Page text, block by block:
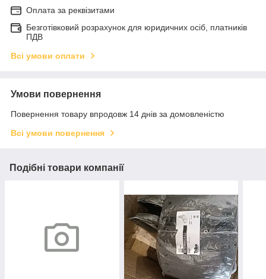
Оплата за реквізитами
Безготівковий розрахунок для юридичних осіб, платників
ПДВ
Всі умови оплати
Умови повернення
Повернення товару впродовж 14 днів за домовленістю
Всі умови повернення
Подібні товари компанії